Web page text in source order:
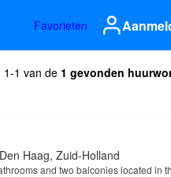
Favorieten
1-1 van de 1 gevonden
Haag, Zuid-Holland
and two balconies located in